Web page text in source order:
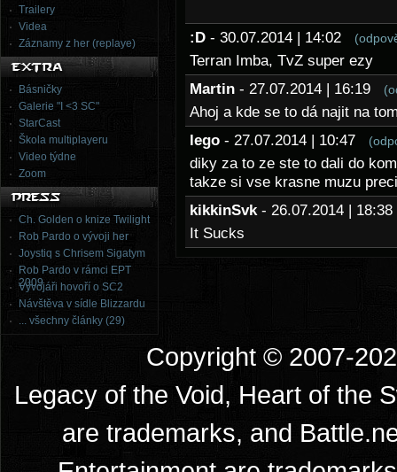
Trailery
Videa
Záznamy z her (replaye)
Básničky
Galerie "I <3 SC"
StarCast
Škola multiplayeru
Video týdne
Zoom
Ch. Golden o knize Twilight
Rob Pardo o vývoji her
Joystiq s Chrisem Sigatym
Rob Pardo v rámci EPT
2009
Vývojáři hovoří o SC2
Návštěva v sídle Blizzardu
... všechny články (29)
:D - 30.07.2014 | 14:02
Terran Imba, TvZ super ezy
Martin - 27.07.2014 | 16:19
Ahoj a kde se to dá najit na
lego - 27.07.2014 | 10:47
diky za to ze ste to dali do
takze si vse krasne muzu
kikkinSvk - 26.07.2014 |
It Sucks
Copyright © 2007-
Legacy of the Void, Heart of the
are trademarks, and